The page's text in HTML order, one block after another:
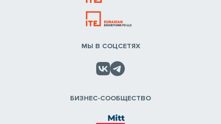
МЫ В СОЦСЕТЯХ
БИЗНЕС-СООБЩЕСТВО